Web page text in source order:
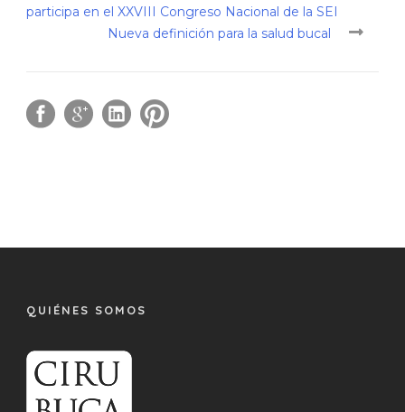
participa en el XXVIII Congreso Nacional de la SEI
Nueva definición para la salud bucal
QUIÉNES SOMOS